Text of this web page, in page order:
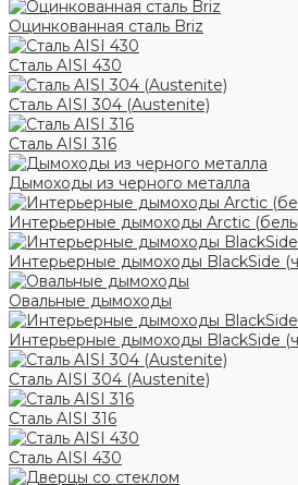
Оцинкованная сталь Briz
Сталь AISI 430
Сталь AISI 304 (Austenite)
Сталь AISI 316
Дымоходы из черного металла
Интерьерные дымоходы Arctic
Интерьерные дымоходы BlackSide
Овальные дымоходы
Интерьерные дымоходы BlackSide
Сталь AISI 304 (Austenite)
Сталь AISI 316
Сталь AISI 430